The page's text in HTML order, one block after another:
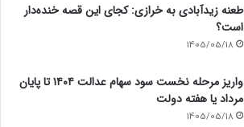
طعنه زیدآبادی به خرازی: کجای این قصه خنده‌دار
است؟
1405/05/18
واریز مرحله نخست سود سهام عدالت ۱۴۰۴ تا پایان
مرداد یا هفته دولت
1405/05/18